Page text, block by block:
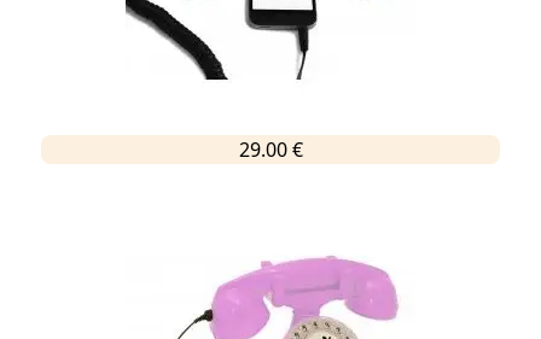
29.00 €